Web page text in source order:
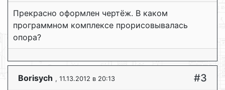
Прекрасно оформлен чертёж. В каком
программном комплексе прорисовывалась
опора?
Borisych , 11.13.2012 в 20:13 #3